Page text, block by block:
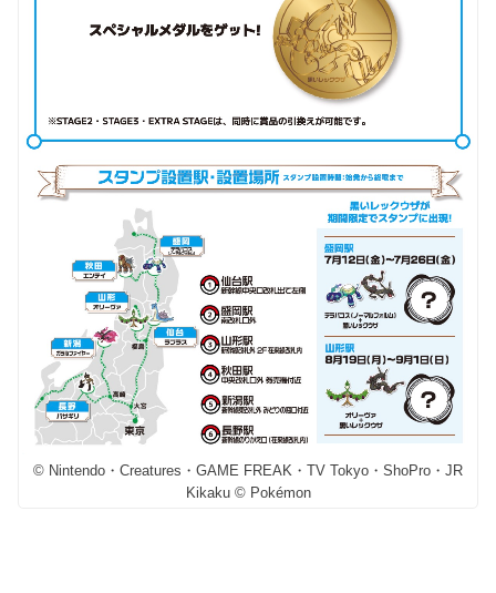
© Nintendo・Creatures・GAME FREAK・TV Tokyo・ShoPro・JR
Kikaku © Pokémon